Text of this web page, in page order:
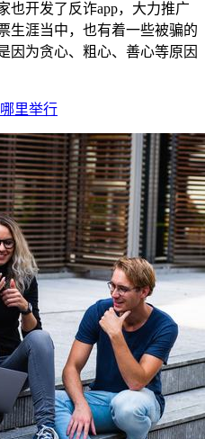
也开发了反诈app，大力推广
生涯当中，也有着一些被骗的
因为贪心、粗心、善心等原因
里举行